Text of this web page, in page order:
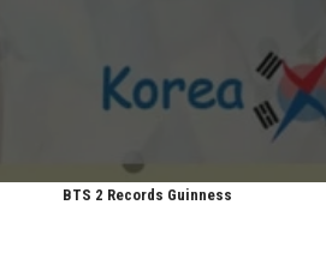
BTS 2 Records Guinness